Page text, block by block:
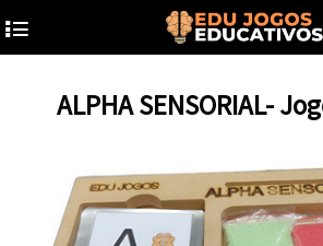
4
ALPHA SENSORIAL-